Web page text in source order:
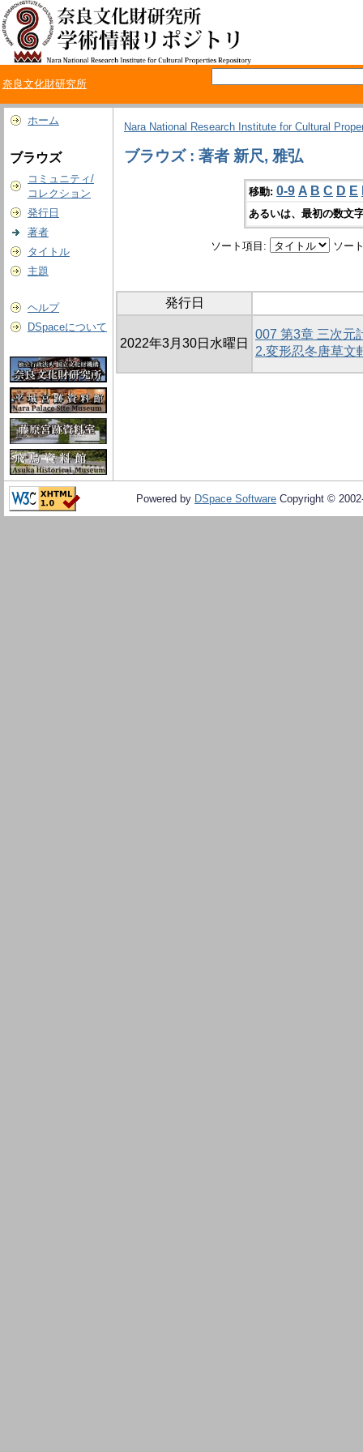
奈良文化財研究所
ホーム
ブラウズ
コミュニティ/
コレクション
発行日
著者
タイトル
主題
ヘルプ
DSpaceについて
Nara National Research Institute for Cultural
ブラウズ : 著者 新尺, 雅弘
移動: 0-9 A B C D E
あるいは、最初の数文
ソート項目: ソー
発行日
2022年3月30日水曜日
007 第3章 三次元
2.変形忍冬唐草文
Powered by DSpace Software Copyright ©